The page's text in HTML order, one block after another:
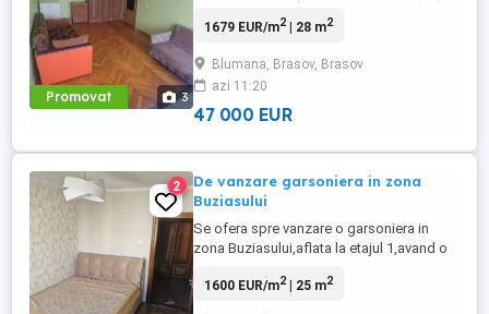
Promovat 3
mobilata si utilata si se accepta credit
1679 EUR/m2| 28 m2
Blumana, Brasov, Brasov
azi 11:20
47 000 EUR
2
De vanzare garsoniera in zona
Buziasului
Se ofera spre vanzare o garsoniera in
zona Buziasului,aflata la etajul 1,avand o
mobilata complet. Aceasta a foste recent
1600 EUR/m2| 25 m2